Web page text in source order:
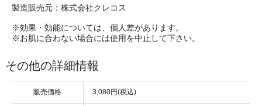
製造販売元：株式会社クレコス
※効果・効能については、個人差があります。
※お肌に合わない場合には使用を中止して下さい。
その他の詳細情報
販売価格 3,080円(税込)